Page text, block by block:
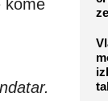
kome